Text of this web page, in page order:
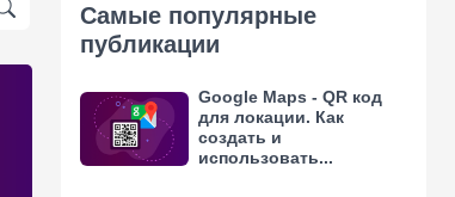
Самые популярные
публикации
Google Maps - QR код
для локации. Как
создать и
использовать...